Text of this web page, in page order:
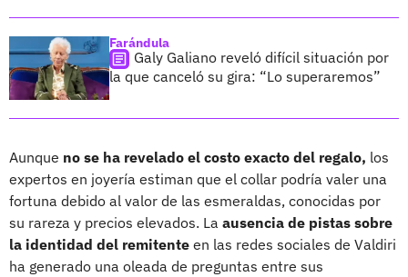
Farándula
Galy Galiano reveló difícil situación por
la que canceló su gira: “Lo superaremos”
Aunque no se ha revelado el costo exacto del regalo, los
expertos en joyería estiman que el collar podría valer una
fortuna debido al valor de las esmeraldas, conocidas por
su rareza y precios elevados. La ausencia de pistas sobre
la identidad del remitente en las redes sociales de Valdiri
ha generado una oleada de preguntas entre sus